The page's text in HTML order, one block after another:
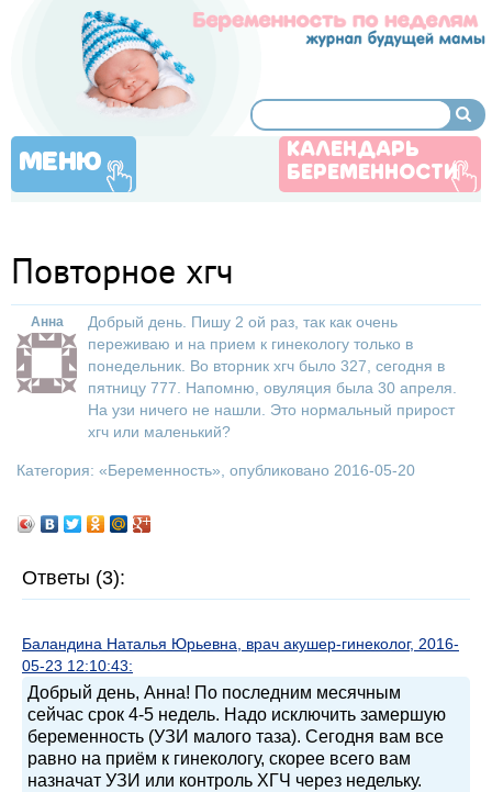
МЕНЮ
КАЛЕНДАРЬ
БЕРЕМЕННОСТИ
Повторное хгч
Анна
Добрый день. Пишу 2 ой раз, так как очень
переживаю и на прием к гинекологу только в
понедельник. Во вторник хгч было 327, сегодня в
пятницу 777. Напомню, овуляция была 30 апреля.
На узи ничего не нашли. Это нормальный прирост
хгч или маленький?
Категория: «Беременность», опубликовано 2016-05-20
Ответы (3):
Баландина Наталья Юрьевна, врач акушер-гинеколог, 2016-
05-23 12:10:43:
Добрый день, Анна! По последним месячным
сейчас срок 4-5 недель. Надо исключить замершую
беременность (УЗИ малого таза). Сегодня вам все
равно на приём к гинекологу, скорее всего вам
назначат УЗИ или контроль ХГЧ через недельку.